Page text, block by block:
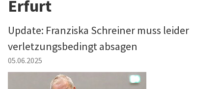
Erfurt
Update: Franziska Schreiner muss leider
verletzungsbedingt absagen
05.06.2025